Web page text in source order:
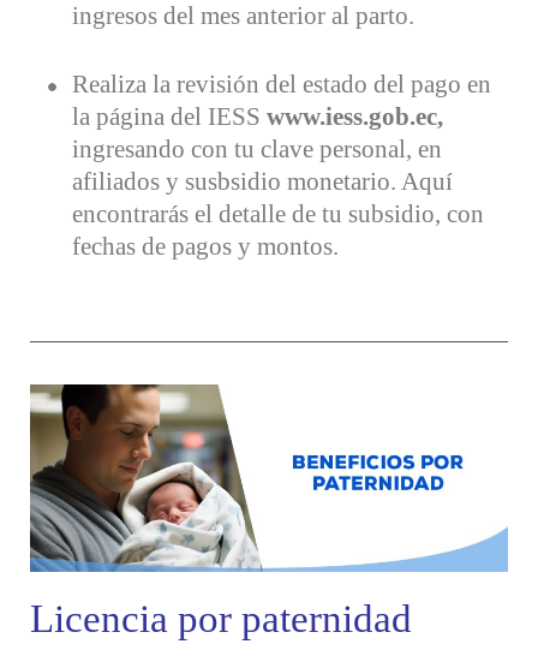
ingresos del mes anterior al parto.
Realiza la revisión del estado del pago en
la página del IESS www.iess.gob.ec,
ingresando con tu clave personal, en
afiliados y susbsidio monetario. Aquí
encontrarás el detalle de tu subsidio, con
fechas de pagos y montos.
Licencia por paternidad